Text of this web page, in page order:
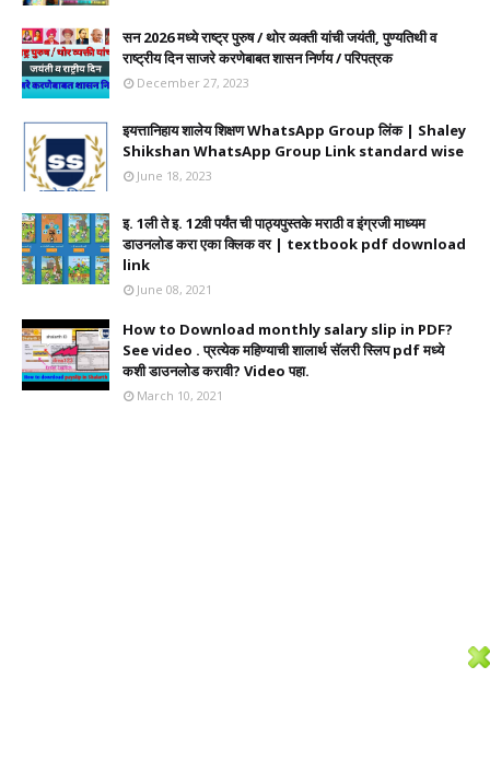
सन 2026 मध्ये राष्ट्र पुरुष / थोर व्यक्ती यांची जयंती, पुण्यतिथी व
राष्ट्रीय दिन साजरे करणेबाबत शासन निर्णय / परिपत्रक
December 27, 2023
इयत्तानिहाय शालेय शिक्षण WhatsApp Group लिंक | Shaley
Shikshan WhatsApp Group Link standard wise
June 18, 2023
इ. 1ली ते इ. 12वी पर्यंत ची पाठ्यपुस्तके मराठी व इंग्रजी माध्यम
डाउनलोड करा एका क्लिक वर | textbook pdf download
link
June 08, 2021
How to Download monthly salary slip in PDF?
See video . प्रत्येक महिण्याची शालार्थ सॅलरी स्लिप pdf मध्ये
कशी डाउनलोड करावी? Video पहा.
March 10, 2021